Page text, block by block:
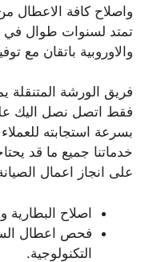
واصلاح كافة الاعطال
تمتد لسنوات طوال في
والاوروبية باتقان مع
فريق الورشة المتنقلة
فقط اتصل نصل اليك
بسرعة استجابته
خدماتنا جميع ما قد
على انجاز اعمال
اصلاح البطارية
فحص اعطال
التكنولوجية.